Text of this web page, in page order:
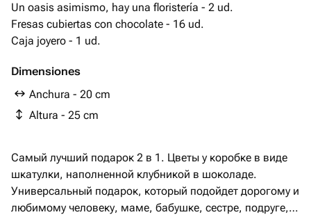
Un oasis asimismo, hay una floristería - 2 ud.
Fresas cubiertas con chocolate - 16 ud.
Caja joyero - 1 ud.
Dimensiones
Anchura - 20 cm
Altura - 25 cm
Самый лучший подарок 2 в 1. Цветы у коробке в виде
шкатулки, наполненной клубникой в шоколаде.
Универсальный подарок, который подойдет дорогому и
любимому человеку, маме, бабушке, сестре, подруге,